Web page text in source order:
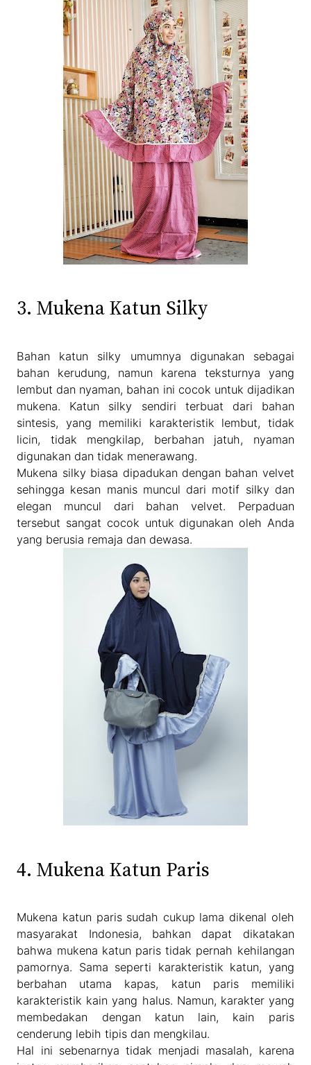
3. Mukena Katun Silky
Bahan katun silky umumnya digunakan sebagai
bahan kerudung, namun karena teksturnya yang
lembut dan nyaman, bahan ini cocok untuk dijadikan
mukena. Katun silky sendiri terbuat dari bahan
sintesis, yang memiliki karakteristik lembut, tidak
licin, tidak mengkilap, berbahan jatuh, nyaman
digunakan dan tidak menerawang.
Mukena silky biasa dipadukan dengan bahan velvet
sehingga kesan manis muncul dari motif silky dan
elegan muncul dari bahan velvet. Perpaduan
tersebut sangat cocok untuk digunakan oleh Anda
yang berusia remaja dan dewasa.
4. Mukena Katun Paris
Mukena katun paris sudah cukup lama dikenal oleh
masyarakat Indonesia, bahkan dapat dikatakan
bahwa mukena katun paris tidak pernah kehilangan
pamornya. Sama seperti karakteristik katun, yang
berbahan utama kapas, katun paris memiliki
karakteristik kain yang halus. Namun, karakter yang
membedakan dengan katun lain, kain paris
cenderung lebih tipis dan mengkilau.
Hal ini sebenarnya tidak menjadi masalah, karena